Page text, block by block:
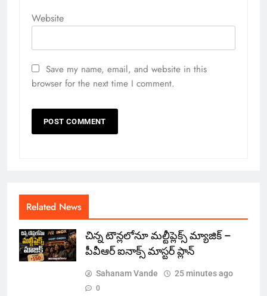
Website
Save my name, email, and website in this
browser for the next time I comment.
Related News
చిన్న టౌన్లలోనూ మల్టీప్లెక్స్‌ మ్యాజిక్ –
పీవీఆర్ ఐనాక్స్ మాస్టర్ ప్లాన్
Sahanam Vande 25 minutes ago
0